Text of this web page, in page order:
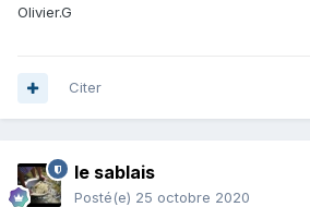
Olivier.G
Citer
le sablais
Posté(e) 25 octobre 2020